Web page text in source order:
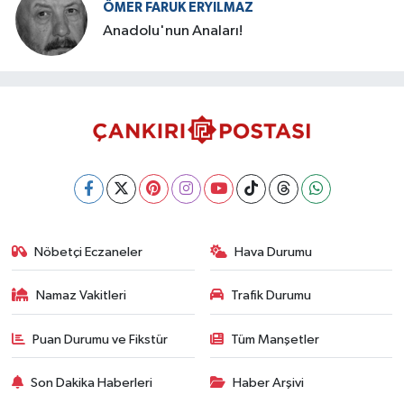
ÖMER FARUK ERYILMAZ
Anadolu'nun Anaları!
Nöbetçi Eczaneler Hava Durumu
Namaz Vakitleri Trafik Durumu
Puan Durumu ve Fikstür Tüm Manşetler
Son Dakika Haberleri Haber Arşivi